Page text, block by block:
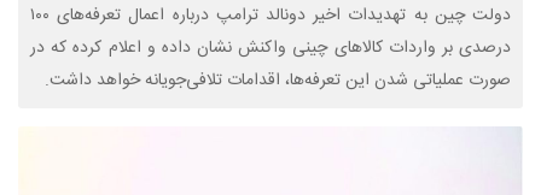
دولت چین به تهدیدات اخیر دونالد ترامپ درباره اعمال تعرفه‌های ۱۰۰
درصدی بر واردات کالاهای چینی واکنش نشان داده و اعلام کرده که در
صورت عملیاتی شدن این تعرفه‌ها، اقدامات تلافی‌جویانه خواهد داشت.